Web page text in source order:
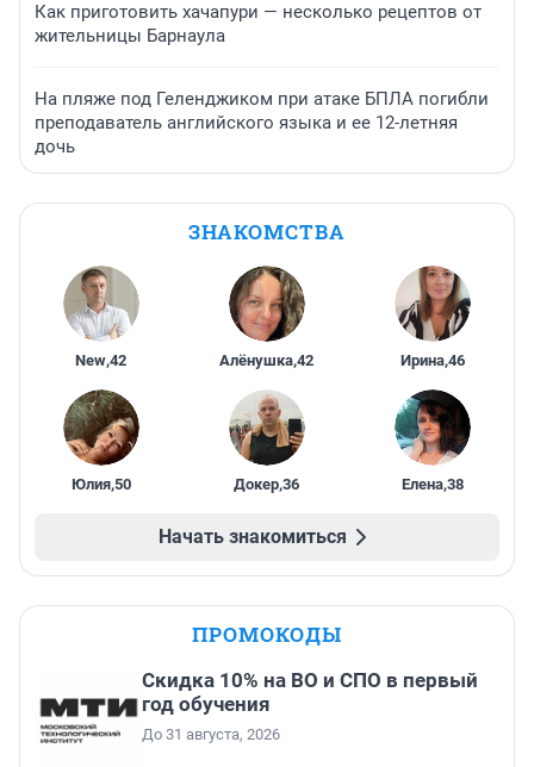
Как приготовить хачапури — несколько рецептов от
жительницы Барнаула
На пляже под Геленджиком при атаке БПЛА погибли
преподаватель английского языка и ее 12-летняя
дочь
ЗНАКОМСТВА
New,42 Алёнушка,42 Ирина,46
Юлия,50 Докер,36 Елена,38
Начать знакомиться
ПРОМОКОДЫ
Скидка 10% на ВО и СПО в первый
год обучения
До 31 августа, 2026